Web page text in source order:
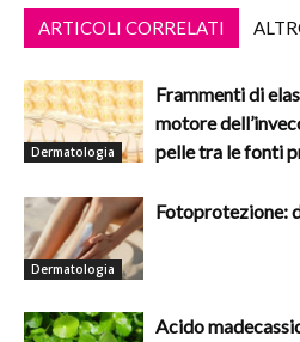
ARTICOLI CORRELATI
Dermatologia
Frammenti di
motore
pelle tra le fonti
Dermatologia
Fotoprotezione:
Acido